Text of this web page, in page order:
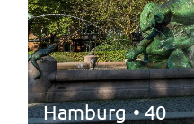
Hamburg • 40